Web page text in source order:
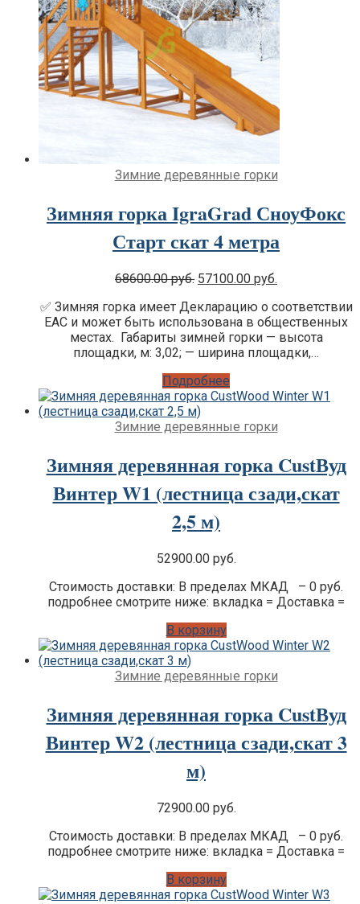
Зимние деревянные горки
Зимняя горка IgraGrad СноуФокс
Старт скат 4 метра
68600.00руб. Original
was:
68600.00 руб..
57100.00 руб.
is:
57100.00 руб..
✅ Зимняя горка имеет Декларацию о соответствии
EAC и может быть использована в общественных
местах. Габариты зимней горки — высота
площадки, м: 3,02; — ширина площадки,…
Подробнее
Зимние деревянные горки
Зимняя деревянная горка CustВуд
Винтер W1 (лестница сзади,скат
2,5 м)
52900.00 руб.
Стоимость доставки: В пределах МКАД – 0 руб.
подробнее смотрите ниже: вкладка = Доставка =
В корзину
Зимние деревянные горки
Зимняя деревянная горка CustВуд
Винтер W2 (лестница сзади,скат 3
м)
72900.00 руб.
Стоимость доставки: В пределах МКАД – 0 руб.
подробнее смотрите ниже: вкладка = Доставка =
В корзину